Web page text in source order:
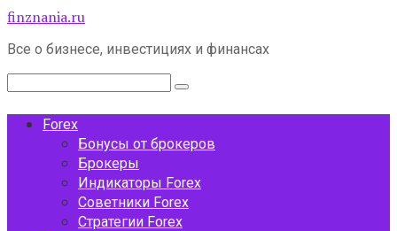
Перейти
контенту
finznania.ru
Все о бизнесе, инвестициях и финансах
Поиск:
Forex
Бонусы от брокеров
Брокеры
Индикаторы Forex
Советники Forex
Стратегии Forex